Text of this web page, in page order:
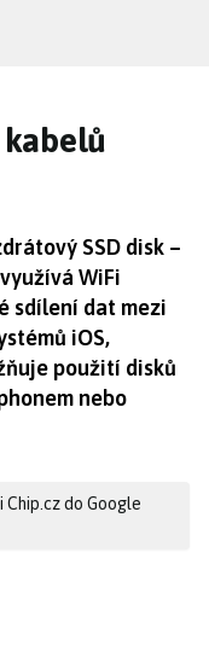
SSD disk –
WiFi
sdílení dat mezi
iOS,
použití disků
nebo
do Google